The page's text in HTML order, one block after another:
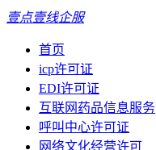
壹点壹线企服
首页
icp许可证
EDI许可证
互联网药品信息服务
呼叫中心许可证
网络文化经营许可